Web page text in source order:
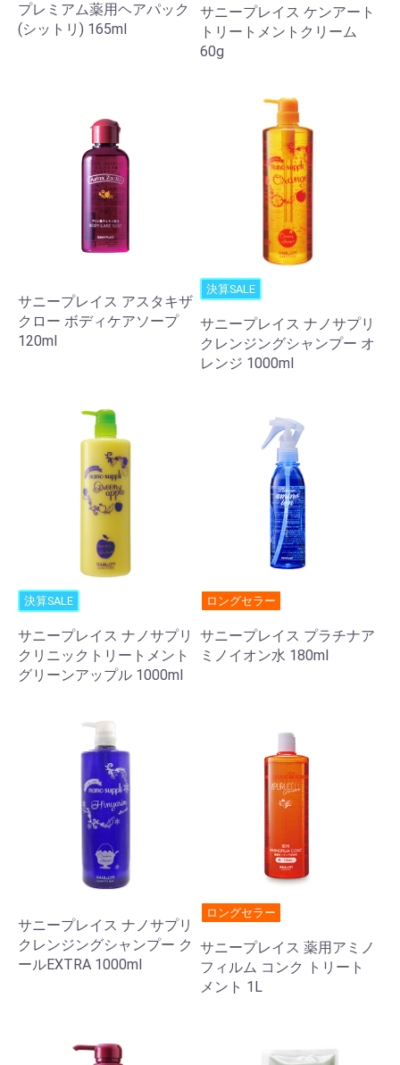
プレミアム薬用ヘアパック
(シットリ) 165ml
サニープレイス ケンアート
トリートメントクリーム
60g
サニープレイス アスタキザ
クロー ボディケアソープ
120ml
決算SALE
サニープレイス ナノサプリ
クレンジングシャンプー オ
レンジ 1000ml
決算SALE
サニープレイス ナノサプリ
クリニックトリートメント
グリーンアップル 1000ml
ロングセラー
サニープレイス プラチナア
ミノイオン水 180ml
サニープレイス ナノサプリ
クレンジングシャンプー ク
ールEXTRA 1000ml
ロングセラー
サニープレイス 薬用アミノ
フィルム コンク トリート
メント 1L